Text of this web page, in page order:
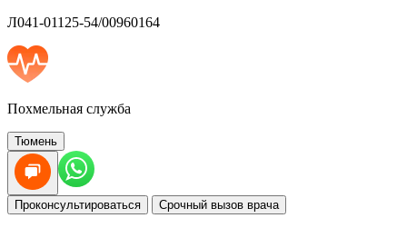
Л041-01125-54/00960164
Похмельная служба
Тюмень
Проконсультироваться Срочный вызов врача